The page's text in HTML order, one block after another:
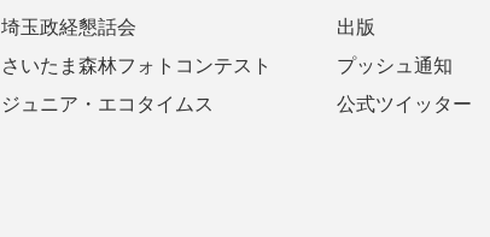
埼玉政経懇話会
さいたま森林フォトコンテスト
ジュニア・エコタイムス
出版
プッシュ通知
公式ツイッター